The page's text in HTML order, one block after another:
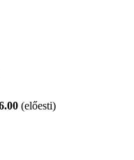
(előesti)